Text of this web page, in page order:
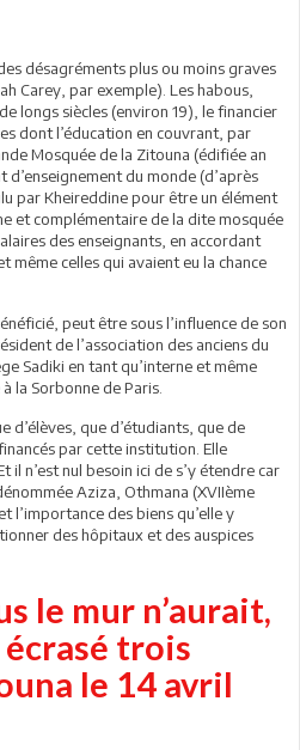
désagréments plus ou moins graves
Carey, par exemple). Les habous,
longs siècles (environ 19), le financier
dont l’éducation en couvrant, par
Mosquée de la Zitouna (édifiée an
d’enseignement du monde (d’après
par Kheireddine pour être un élément
et complémentaire de la dite mosquée
des enseignants, en accordant
même celles qui avaient eu la chance
peut être sous l’influence de son
de l’association des anciens du
Sadiki en tant qu’interne et même
la Sorbonne de Paris.
d’élèves, que d’étudiants, que de
par cette institution. Elle
il n’est nul besoin ici de s’y étendre car
Aziza, Othmana (XVIIème
l’importance des biens qu’elle y
des hôpitaux et des auspices
le mur n’aurait,
trois
le 14 avril